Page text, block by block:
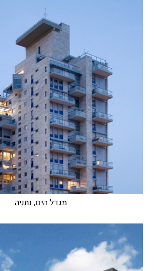
מגדל הים, נתניה